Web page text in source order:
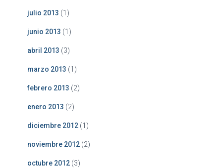
julio 2013 (1)
junio 2013 (1)
abril 2013 (3)
marzo 2013 (1)
febrero 2013 (2)
enero 2013 (2)
diciembre 2012 (1)
noviembre 2012 (2)
octubre 2012 (3)